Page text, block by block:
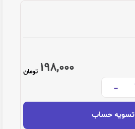
198,000 تومان
-
تسویه حساب